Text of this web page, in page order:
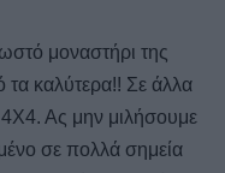
μοναστήρι της
τα καλύτερα!! Σε άλλα
Ας μην μιλήσουμε
σε πολλά σημεία